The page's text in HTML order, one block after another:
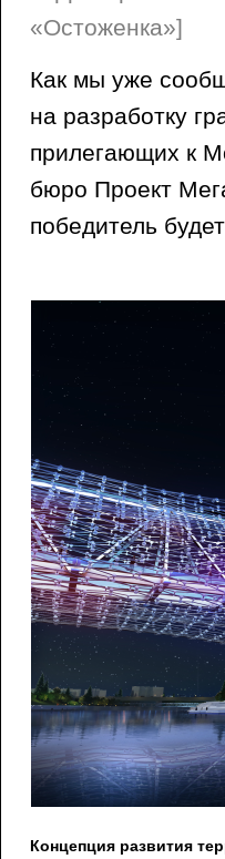
«Остоженка»]
Как мы уже
на разработку
прилегающих к
бюро Проект
победитель
Концепция развития